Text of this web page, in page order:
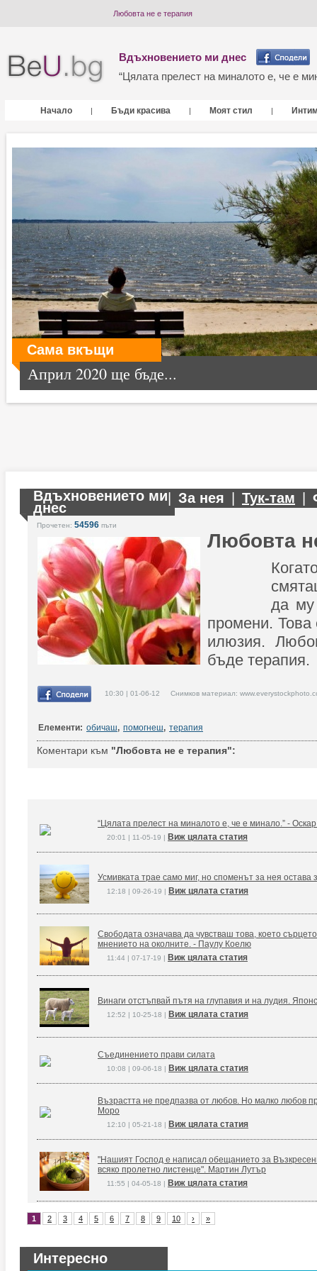
Любовта не е терапия
Вдъхновението ми днес
“Цялата прелест на миналото е, че е
Начало | Бъди красива | Моят стил |
Сама вкъщи
Април 2020 ще бъде...
Вдъхновението ми
днес
За нея Тук-там
Прочетен: 54596 пъти
Любовта
да
промени. Това
илюзия.
бъде терапия.
10:30 | 01-06-12 Снимков материал:
Елементи: обичаш, помогнеш, терапия
Коментари към "Любовта не е терапия":
“Цялата прелест на миналото е, че е минало.” -
20:01 | 11-05-19 | Виж цялата статия
Усмивката трае само миг, но споменът за нея остава
12:18 | 09-26-19 | Виж цялата статия
Свободата означава да чувстваш това, което
мнението на околните. - Паулу Коелю
11:44 | 07-17-19 | Виж цялата статия
Винаги отстъпвай пътя на глупавия и на лудия.
12:52 | 10-25-18 | Виж цялата статия
Съединението прави силата
10:08 | 09-06-18 | Виж цялата статия
Възрастта не предпазва от любов. Но малко любов
Моро
12:10 | 05-21-18 | Виж цялата статия
"Нашият Господ е написал обещанието за
всяко пролетно листенце". Мартин Лутър
11:55 | 04-05-18 | Виж цялата статия
1 2 3 4 5 6 7 8 9 10 › »
Интересно